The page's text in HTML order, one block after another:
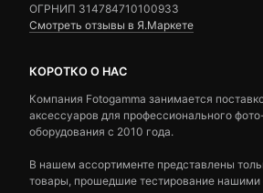
ОГРНИП 314784710100933
Смотреть отзывы в Я.Маркете
КОРОТКО О НАС
Компания Fotogamma занимается
аксессуаров для профессионального
оборудования с 2010 года.
В нашем ассортименте представлены
товары, прошедшие тестирование нашими